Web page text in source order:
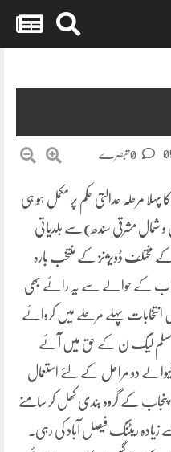
پہلا مرحلہ عدالتی حکم پر مکمل ہو ہی
شمال مشرقی سندھ)سے بلدیاتی
مختلف ڈویژنز کے منتخب بارہ
کے حوالے سے یہ رائے بھی
پہلے مرحلے میں کروائے
مسلم لیگ ن کے حق میں آئے
دو مراحل کے لئے استعمال
کے گروہ بندی کھل کر سامنے
ریٹنگ فیصل آباد کی رہی۔